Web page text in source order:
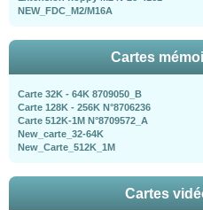
NEW_FDC_M2/M16A
Cartes
Carte 32K - 64K 8709050_B
Carte 128K - 256K N°8706236
Carte 512K-1M N°8709572_A
New_carte_32-64K
New_Carte_512K_1M
Cartes